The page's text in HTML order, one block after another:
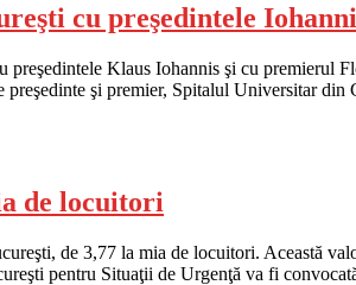
cu preşedintele
Klaus Iohannis şi cu premierul
şi premier, Spitalul Universitar
de locuitori
de 3,77 la mia de locuitori. Această
pentru Situaţii de Urgenţă va fi